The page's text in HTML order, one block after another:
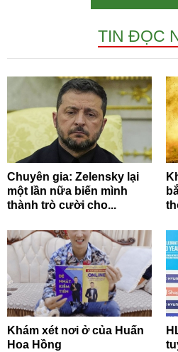
TIN ĐỌC
Chuyên gia: Zelensky lại
một lần nữa biến mình
thành trò cười cho...
Khám xét nơi ở của Huấn
Hoa Hồng